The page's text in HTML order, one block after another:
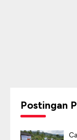
Postingan